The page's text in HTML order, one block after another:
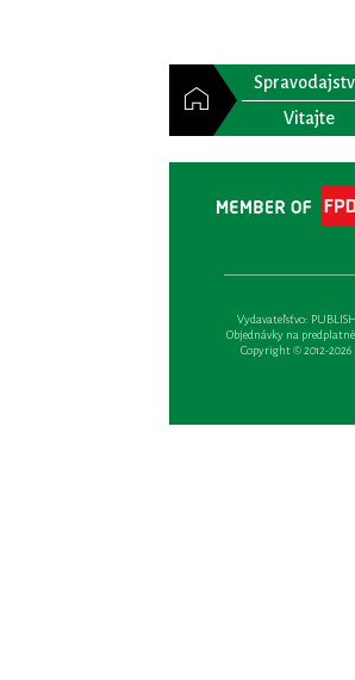
Vitajte
Vydavateľsťvo:
Objednávky na
Copyright © 2012-